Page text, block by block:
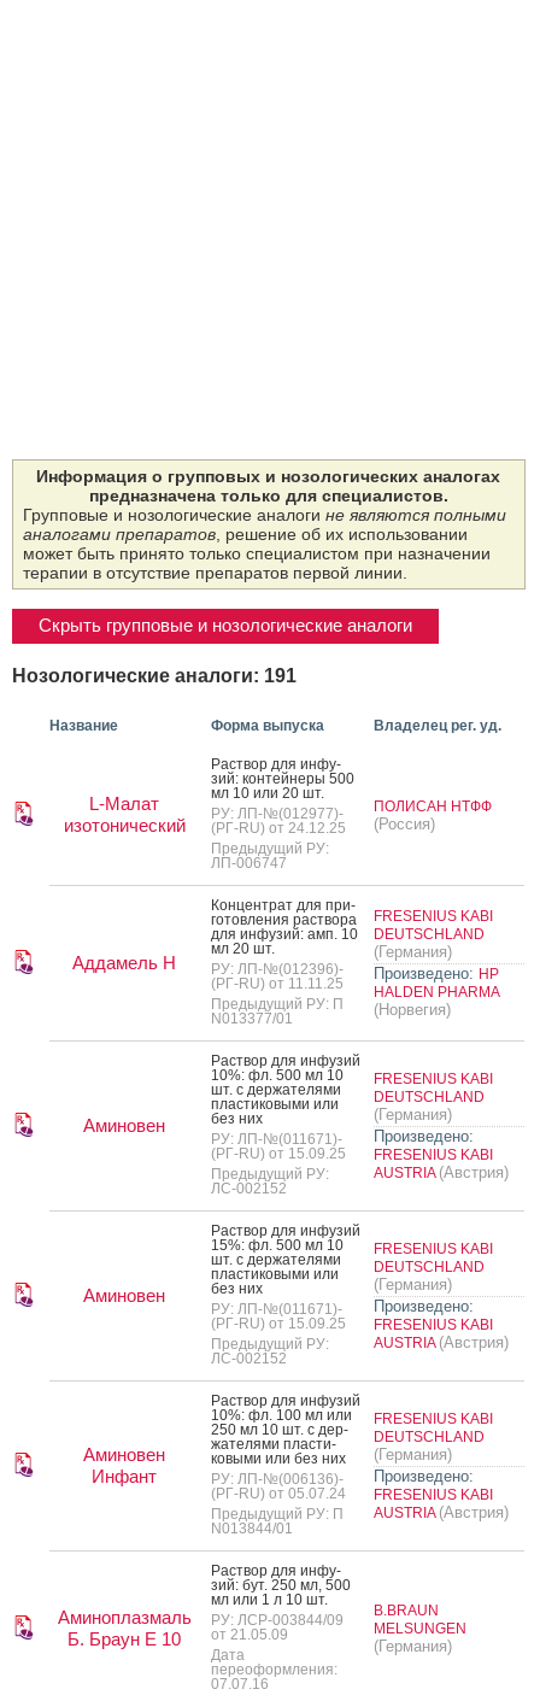
Информация о групповых и нозологических аналогах
предназначена только для специалистов.
Групповые и нозологические аналоги не являются полными
аналогами препаратов, решение об их использовании
может быть принято только специалистом при назначении
терапии в отсутствие препаратов первой линии.
Скрыть групповые и нозологические аналоги
Нозологические аналоги: 191
Название Форма выпуска Владелец рег. уд.
L-Малат
изотонический
Рас­твор для ин­фу­
зий: кон­тей­не­ры 500
мл 10 или 20 шт.
РУ: ЛП-№(012977)-
(РГ-RU) от 24.12.25
Предыдущий РУ:
ЛП-006747
ПОЛИСАН НТФФ
(Россия)
Аддамель Н
Кон­цен­трат для при­
готов­ле­ния рас­тво­ра
для ин­фу­зий: амп. 10
мл 20 шт.
РУ: ЛП-№(012396)-
(РГ-RU) от 11.11.25
Предыдущий РУ: П
N013377/01
FRESENIUS KABI
DEUTSCHLAND
(Германия)
Произведено: HP
HALDEN PHARMA
(Норвегия)
Аминовен
Рас­твор для ин­фу­зий
10%: фл. 500 мл 10
шт. с дер­жа­теля­ми
плас­ти­ковы­ми или
без них
РУ: ЛП-№(011671)-
(РГ-RU) от 15.09.25
Предыдущий РУ:
ЛС-002152
FRESENIUS KABI
DEUTSCHLAND
(Германия)
Произведено:
FRESENIUS KABI
AUSTRIA (Австрия)
Аминовен
Рас­твор для ин­фу­зий
15%: фл. 500 мл 10
шт. с дер­жа­теля­ми
плас­ти­ковы­ми или
без них
РУ: ЛП-№(011671)-
(РГ-RU) от 15.09.25
Предыдущий РУ:
ЛС-002152
FRESENIUS KABI
DEUTSCHLAND
(Германия)
Произведено:
FRESENIUS KABI
AUSTRIA (Австрия)
Аминовен
Инфант
Рас­твор для ин­фу­зий
10%: фл. 100 мл или
250 мл 10 шт. с дер­
жа­теля­ми плас­ти­
ковы­ми или без них
РУ: ЛП-№(006136)-
(РГ-RU) от 05.07.24
Предыдущий РУ: П
N013844/01
FRESENIUS KABI
DEUTSCHLAND
(Германия)
Произведено:
FRESENIUS KABI
AUSTRIA (Австрия)
Аминоплазмаль
Б. Браун Е 10
Рас­твор для ин­фу­
зий: бут. 250 мл, 500
мл или 1 л 10 шт.
РУ: ЛСР-003844/09
от 21.05.09
Дата
переоформления:
07.07.16
B.BRAUN
MELSUNGEN
(Германия)